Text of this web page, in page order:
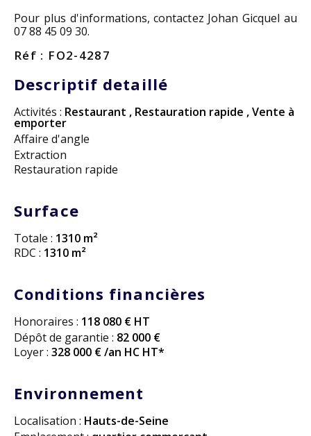
Pour plus d'informations, contactez Johan Gicquel au
07 88 45 09 30.
Réf : FO2-4287
Descriptif detaillé
Activités : Restaurant , Restauration rapide ,Vente à
emporter
Affaire d'angle
Extraction
Restauration rapide
Surface
Totale : 1310 m²
RDC : 1310 m²
Conditions financières
Honoraires : 118 080 € HT
Dépôt de garantie : 82 000 €
Loyer : 328 000 € /an HC HT*
Environnement
Localisation : Hauts-de-Seine